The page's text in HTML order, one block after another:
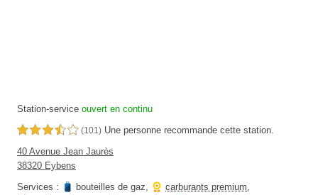
Station-service ouvert en continu
3,5 étoiles sur 5 (101) Une personne recommande cette station.
40 Avenue Jean Jaurès
38320 Eybens
Services :
bouteilles de gaz, carburants premium,